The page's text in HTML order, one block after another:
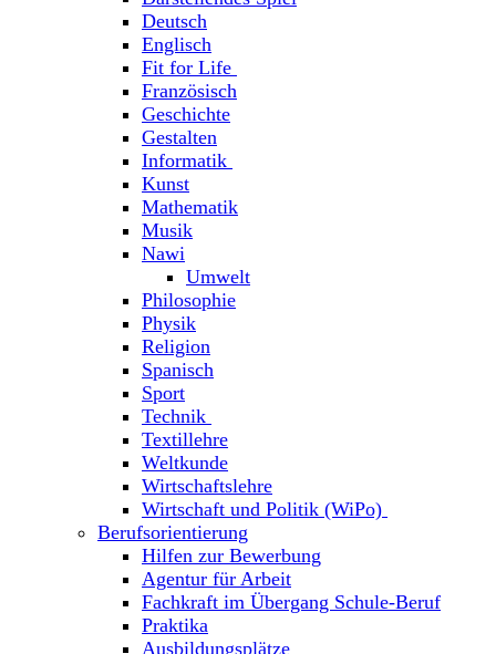
Deutsch
Englisch
Fit for Life
Französisch
Geschichte
Gestalten
Informatik
Kunst
Mathematik
Musik
Nawi
Umwelt
Philosophie
Physik
Religion
Spanisch
Sport
Technik
Textillehre
Weltkunde
Wirtschaftslehre
Wirtschaft und Politik (WiPo)
Berufsorientierung
Hilfen zur Bewerbung
Agentur für Arbeit
Fachkraft im Übergang Schule-Beruf
Praktika
Ausbildungsplätze